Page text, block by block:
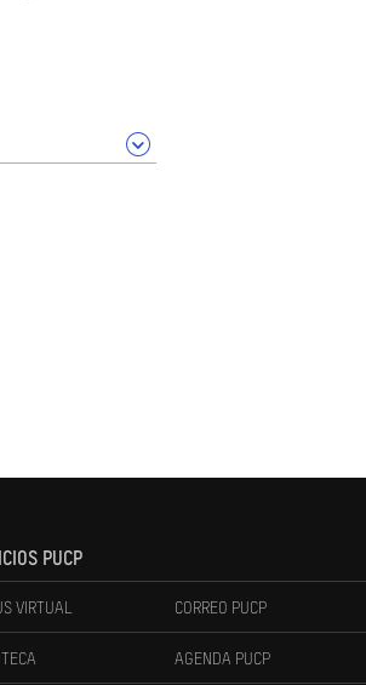
PUCP
VIRTUAL CORREO PUCP
AGENDA PUCP